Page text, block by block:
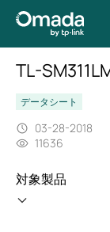
TL-
データシート
03-28-2018
11636
対象製品